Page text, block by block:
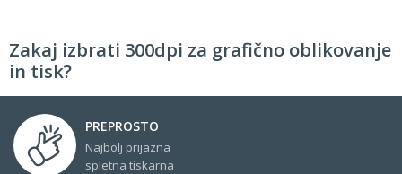
Zakaj izbrati 300dpi za grafično oblikovanje
in tisk?
PREPROSTO
Najbolj prijazna
spletna tiskarna